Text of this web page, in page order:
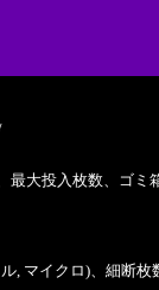
大投入枚数、ゴ
マイクロ)、細断